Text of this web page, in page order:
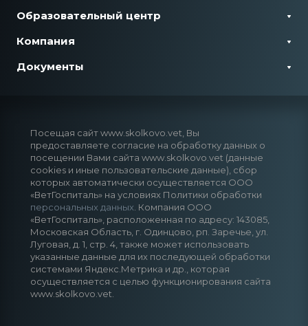
Образовательный центр
Компания
Документы
Посещая сайт www.skolkovo.vet, Вы
предоставляете согласие на обработку данных о
посещении Вами сайта www.skolkovo.vet (данные
cookies и иные пользовательские данные), сбор
которых автоматически осуществляется ООО
«ВетГоспиталь» на условиях Политики обработки
персональных данных . Компания ООО
«ВетГоспиталь», расположенная по адресу: 143085,
Московская Область, г. Одинцово, рп. Заречье, ул.
Луговая, д. 1, стр. 4, также может использовать
указанные данные для их последующей обработки
системами Яндекс.Метрика и др., которая
осуществляется с целью функционирования сайта
www.skolkovo.vet.